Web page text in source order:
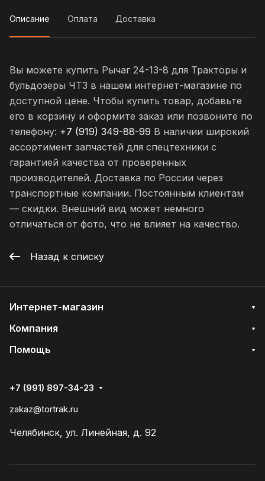
Описание Оплата Доставка
Вы можете купить Рычаг 24-13-8 для Тракторы и
бульдозеры ЧТЗ в нашем интернет-магазине по
доступной цене. Чтобы купить товар, добавьте
его в корзину и оформите заказ или позвоните по
телефону: +7 (919) 349-88-99 В наличии широкий
ассортимент запчастей для спецтехники с
гарантией качества от проверенных
производителей. Доставка по России через
транспортные компании. Постоянным клиентам
— скидки. Внешний вид может немного
отличаться от фото, что не влияет на качество.
Назад к списку
Интернет-магазин
Компания
Помощь
+7 (991) 897-34-23
zakaz@tortrak.ru
Челябинск, ул. Линейная, д. 92